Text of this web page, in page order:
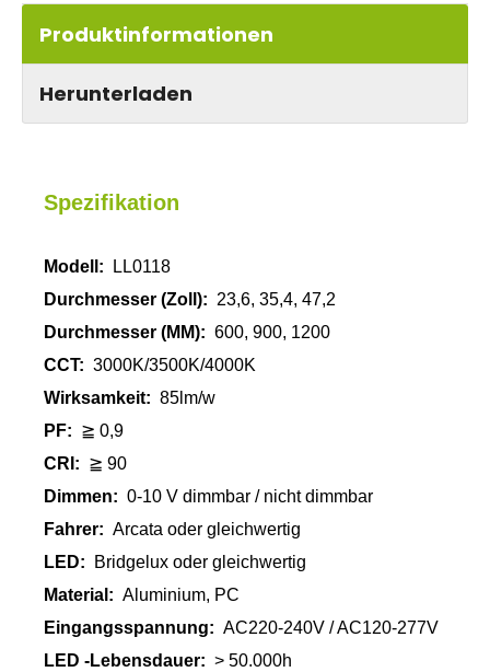
Produktinformationen
Herunterladen
Spezifikation
Modell:
LL0118
Durchmesser (Zoll): 23,6, 35,4, 47,2
Durchmesser (MM): 600, 900, 1200
CCT: 3000K/3500K/4000K
Wirksamkeit: 85lm/w
PF: ≧ 0,9
CRI: ≧ 90
Dimmen: 0-10 V dimmbar / nicht dimmbar
Fahrer: Arcata oder gleichwertig
LED:
Bridgelux oder gleichwertig
Material: Aluminium, PC
Eingangsspannung: AC220-240V / AC120-277V
LED -Lebensdauer: > 50.000h